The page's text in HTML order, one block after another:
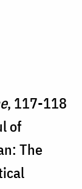
, 117-118
of
The